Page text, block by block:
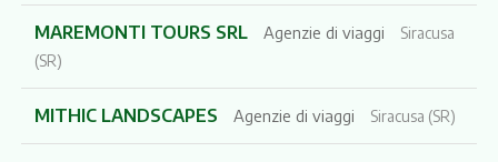
MAREMONTI TOURS SRL Agenzie di viaggi
Siracusa
(SR)
MITHIC LANDSCAPES Agenzie di viaggi Siracusa (SR)